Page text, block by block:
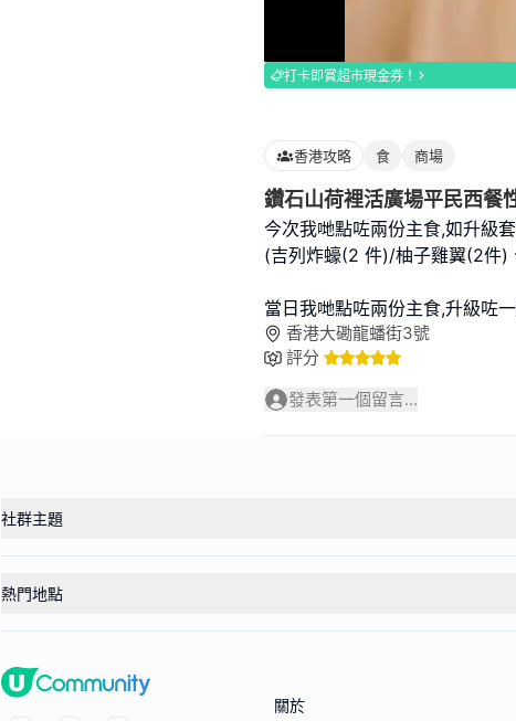
打卡即賞超市現金券！
香港攻略 食 商場
鑽石山荷裡活廣場平民西餐
今次我哋點咗兩份主食,如升級
(吉列炸蠔(2 件)/柚子雞翼(2件)
當日我哋點咗兩份主食,升級咗
香港大磡龍蟠街3號
評分
發表第一個留言...
社群主題
熱門地點
關於